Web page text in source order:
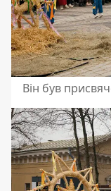
Він був